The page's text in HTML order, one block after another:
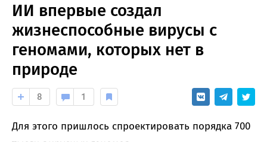
ИИ впервые создал
жизнеспособные вирусы с
геномами, которых нет в
природе
8 1
Для этого пришлось спроектировать порядка 700